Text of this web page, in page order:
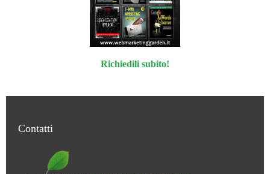
Richiedili subito!
Contatti